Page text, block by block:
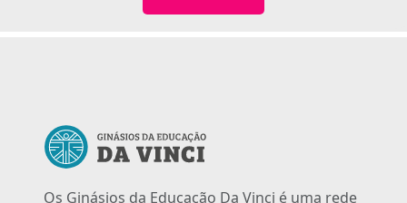
Os Ginásios da Educação Da Vinci é uma rede